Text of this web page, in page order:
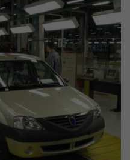
p
a
E
m
a
i
l